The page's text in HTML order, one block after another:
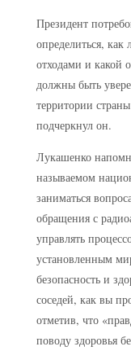
Президент
определиться, как
отходами и какой
должны быть
территории
подчеркнул он.
Лукашенко
называемом
заниматься
обращения с
управлять
установленным
безопасность и
соседей, как вы
отметив, что
поводу здоровья